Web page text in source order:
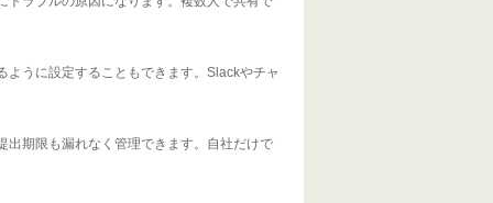
うに設定することもできます。Slackやチャ
出期限も漏れなく管理できます。自社だけで